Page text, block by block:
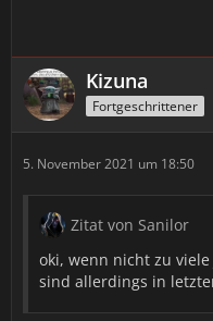
Kizuna
Fortgeschrittener
5. November 2021 um 18:50
Zitat von Sanilor
oki, wenn nicht zu
sind allerdings in